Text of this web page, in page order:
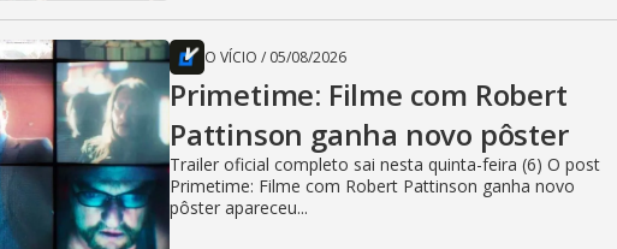
O VÍCIO / 05/08/2026
Primetime: Filme com Robert
Pattinson ganha novo pôster
Trailer oficial completo sai nesta quinta-feira (6) O post
Primetime: Filme com Robert Pattinson ganha novo
pôster apareceu...